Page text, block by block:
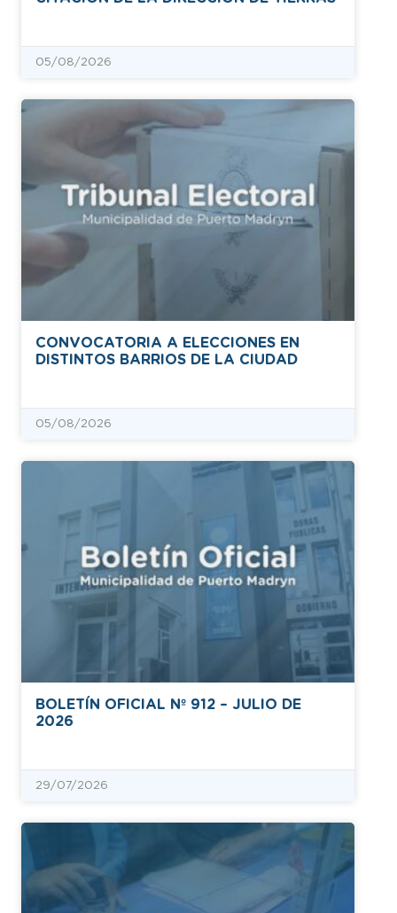
05/08/2026
CONVOCATORIA A ELECCIONES EN
DISTINTOS BARRIOS DE LA CIUDAD
05/08/2026
BOLETÍN OFICIAL Nº 912 – JULIO DE
2026
29/07/2026